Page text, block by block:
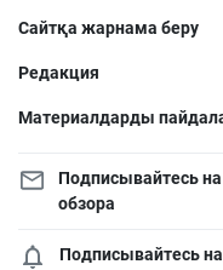
Сайтқа жарнама беру
Редакция
Материалдарды
Подписывайтесь
обзора
Подписывайтесь